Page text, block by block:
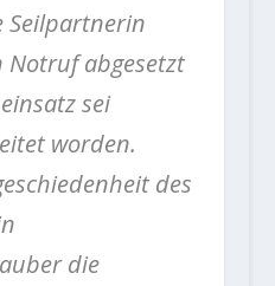
Seilpartnerin
abgesetzt
sei
worden.
des
die